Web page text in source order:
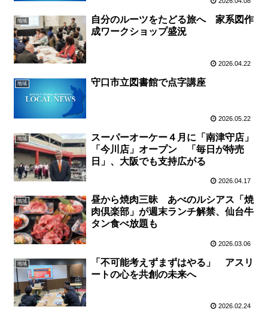
地域
自分のルーツをたどる旅へ 家系図作
成ワークショップ盛況
2026.04.22
地域 守口市立図書館で点字講座
2026.05.22
地域
スーパーオーケー４月に「南津守店」
「今川店」オープン 「毎日が特売
日」、大阪でも支持広がる
2026.04.17
地域
昼から焼肉三昧 あべのルシアス「焼
肉倶楽部」が週末ランチ解禁、仙台牛
タン食べ放題も
2026.03.06
地域
「不可能考えずまずはやる」 アスリ
ートの心を共創の未来へ
2026.02.24